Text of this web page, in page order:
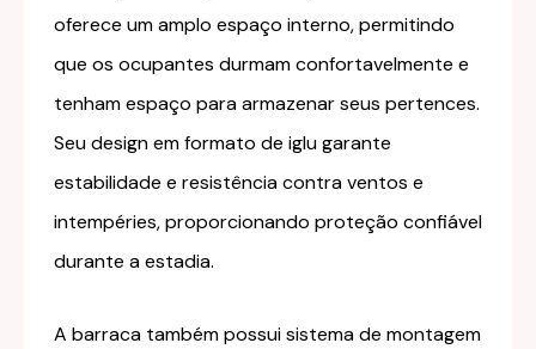
oferece um amplo espaço interno, permitindo
que os ocupantes durmam confortavelmente e
tenham espaço para armazenar seus pertences.
Seu design em formato de iglu garante
estabilidade e resistência contra ventos e
intempéries, proporcionando proteção confiável
durante a estadia.
A barraca também possui sistema de montagem